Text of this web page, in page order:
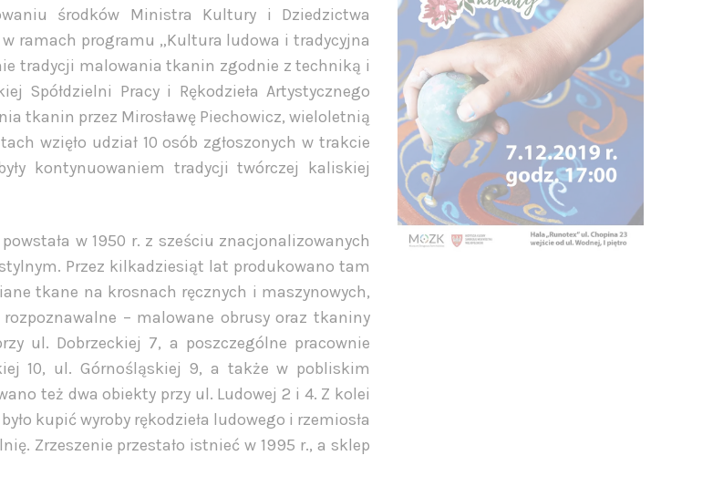
środków Ministra Kultury i Dziedzictwa
ramach programu „Kultura ludowa i tradycyjna
tradycji malowania tkanin zgodnie z techniką i
Spółdzielni Pracy i Rękodzieła Artystycznego
tkanin przez Mirosławę Piechowicz, wieloletnią
wzięło udział 10 osób zgłoszonych w trakcie
kontynuowaniem tradycji twórczej kaliskiej
w 1950 r. z sześciu znacjonalizowanych
Przez kilkadziesiąt lat produkowano tam
tkane na krosnach ręcznych i maszynowych,
– malowane obrusy oraz tkaniny
ul. Dobrzeckiej 7, a poszczególne pracownie
10, ul. Górnośląskiej 9, a także w pobliskim
też dwa obiekty przy ul. Ludowej 2 i 4. Z kolei
kupić wyroby rękodzieła ludowego i rzemiosła
Zrzeszenie przestało istnieć w 1995 r., a sklep